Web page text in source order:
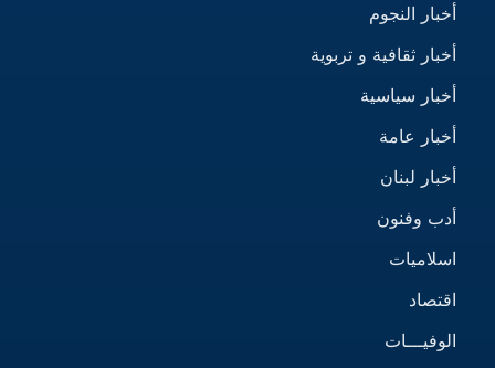
أخبار النجوم
أخبار ثقافية و تربوية
أخبار سياسية
أخبار عامة
أخبار لبنان
أدب وفنون
اسلاميات
اقتصاد
الوفيـــات